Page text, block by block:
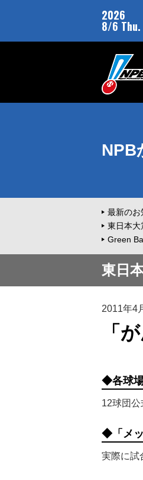
2026
8/6 Thu.
NPB
最新のお
東日本大
Green
東日
2011年4
「
◆各球
12球団
◆「メッ
実際に試